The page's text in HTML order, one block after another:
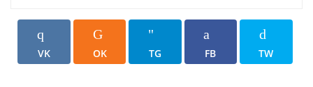
VK OK TG FB TW